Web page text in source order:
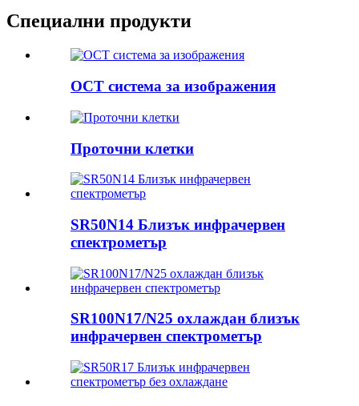
Специални продукти
OCT система за изображения
Проточни клетки
SR50N14 Близък инфрачервен
спектрометър
SR100N17/N25 охлаждан близък
инфрачервен спектрометър